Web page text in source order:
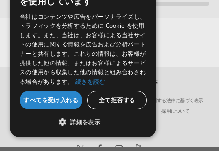
サンプルパック FUTURE RAVE
会社概要 環境保護（CSR）への取り組み
特定商取引に関する法律に基づく表示
サイト動作環境
利用規約 個人情報の保護について 採用について
当社はコンテンツや広告をパーソナライズし、
トラフィックを分析するために Cookie を使用
します。また、当社は、お客様による当社サイ
トの使用に関する情報を広告および分析パート
ナーと共有します。これらの情報は、お客様が
提供した他の情報、またはお客様によるサービ
スの使用から収集した他の情報と組み合わされ
る場合があります。
続きを読む
すべてを受け入れる 全て拒否する
詳細を表示